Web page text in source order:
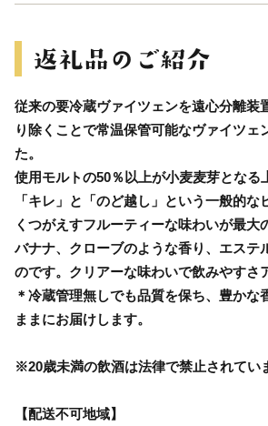
従来の要冷蔵ヴァイツェンを遠心分離装
り除くことで常温保管可能なヴァイツェ
た。
使用モルトの50％以上が小麦麦芽となる
「キレ」と「のど越し」という一般的な
くつがえすフルーティーな味わいが最大
バナナ、クローブのような香り、エステ
のです。クリアーな味わいで飲みやすさ
＊冷蔵管理無しでも品質を保ち、豊かな
ままにお届けします。
※20歳未満の飲酒は法律で禁止されてい
【配送不可地域】